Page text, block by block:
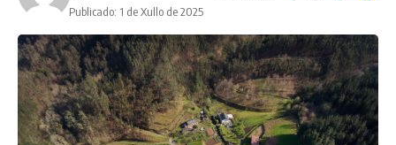
Publicado: 1 de Xullo de 2025